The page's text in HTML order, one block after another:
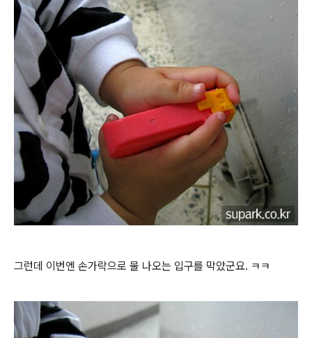
그런데 이번엔 손가락으로 물 나오는 입구를 막았군요. ㅋㅋ